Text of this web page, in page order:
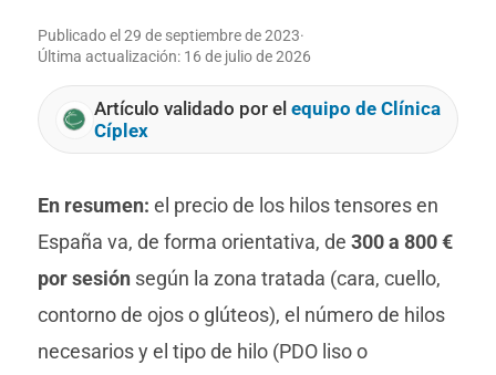
Publicado el 29 de septiembre de 2023·
Última actualización: 16 de julio de 2026
Artículo validado por el equipo de Clínica
Cíplex
En resumen: el precio de los hilos tensores en
España va, de forma orientativa, de 300 a 800 €
por sesiónsegún la zona tratada (cara, cuello,
contorno de ojos o glúteos), el número de hilos
necesarios y el tipo de hilo (PDO liso o